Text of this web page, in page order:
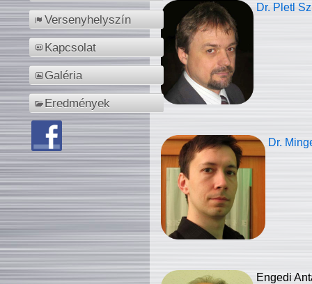
Versenyhelyszín
Kapcsolat
Galéria
Eredmények
Dr. Pletl
Dr.
Engedi